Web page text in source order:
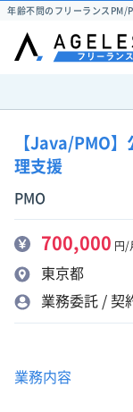
年齢不問のフリーランスPM/
【Java/PMO
理支援
PMO
700,000 円/
東京都
業務委託 / 契
業務内容